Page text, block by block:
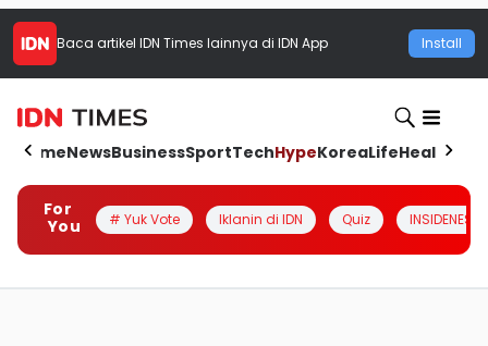
Baca artikel IDN Times lainnya di IDN App Install
HomeNewsBusinessSportTechHypeKoreaLifeHealth
For
You
# Yuk Vote Iklanin di IDN Quiz INSIDENESIA